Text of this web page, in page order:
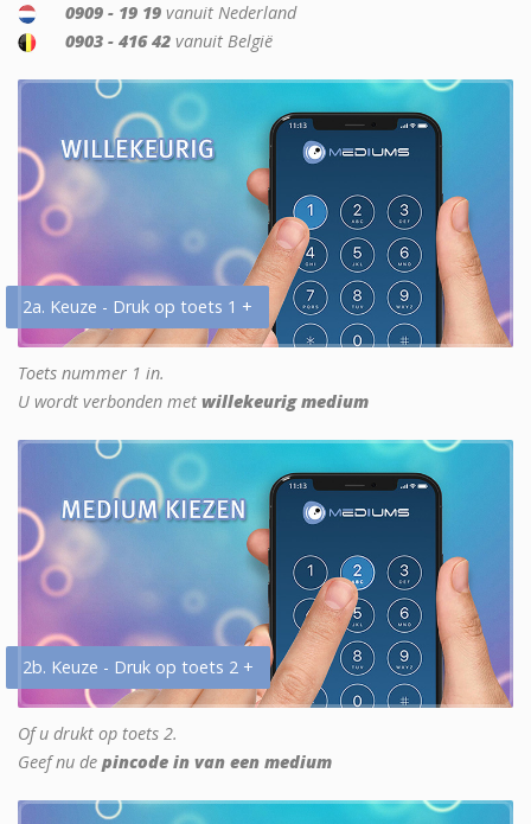
0909 - 19 19 vanuit Nederland
0903 - 416 42 vanuit België
2a. Keuze - Druk op toets 1 +
Toets nummer 1 in.
U wordt verbonden met willekeurig medium
2b. Keuze - Druk op toets 2 +
Of u drukt op toets 2.
Geef nu de pincode in van een medium